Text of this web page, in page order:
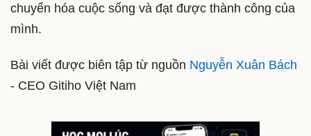
chuyển hóa cuộc sống và đạt được thành công của
mình.
Bài viết được biên tập từ nguồn Nguyễn Xuân Bách
- CEO Gitiho Việt Nam